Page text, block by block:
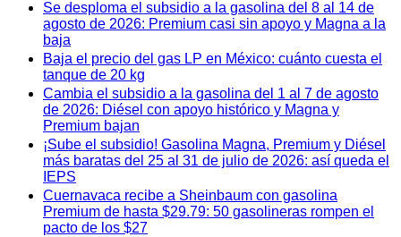
Se desploma el subsidio a la gasolina del 8 al 14 de
agosto de 2026: Premium casi sin apoyo y Magna a la
baja
Baja el precio del gas LP en México: cuánto cuesta el
tanque de 20 kg
Cambia el subsidio a la gasolina del 1 al 7 de agosto
de 2026: Diésel con apoyo histórico y Magna y
Premium bajan
¡Sube el subsidio! Gasolina Magna, Premium y Diésel
más baratas del 25 al 31 de julio de 2026: así queda el
IEPS
Cuernavaca recibe a Sheinbaum con gasolina
Premium de hasta $29.79: 50 gasolineras rompen el
pacto de los $27